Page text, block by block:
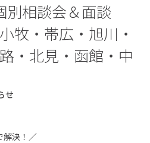
相談会＆面談
・帯広・旭川・
・北見・函館・中
せ
解決！／